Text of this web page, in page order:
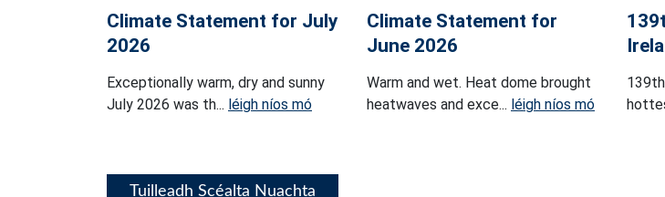
Climate Statement for July
2026
Exceptionally warm, dry and sunny
July 2026 was th... léigh níos mó
Climate Statement for
June 2026
Warm and wet. Heat dome brought
heatwaves and exce... léigh níos mó
Tuilleadh Scéalta Nuachta